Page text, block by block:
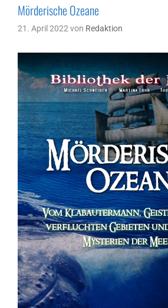
Mörderische Ozeane
21. April 2022 von Redaktion